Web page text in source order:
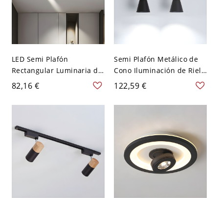
LED Semi Plafón
Rectangular Luminaria de
Riel Metálica Moderna
para Salón - Negro 110 A
120 V 60,96 cm
82,16 €
Semi Plafón Metálico de
Cono Iluminación de Riel
Modernista para Tienda -
Negro 110 A 120 V 2
122,59 €